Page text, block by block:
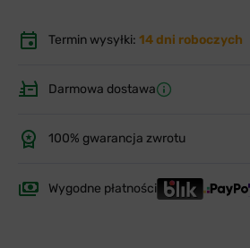
Termin wysyłki: 14 dni roboczych
Darmowa dostawa
100% gwarancja zwrotu
Wygodne płatności